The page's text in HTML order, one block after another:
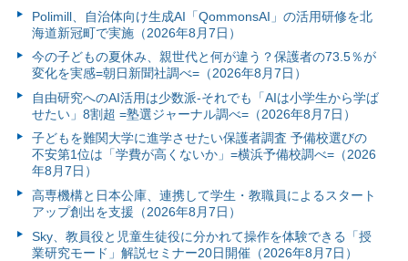
Polimill、自治体向け生成AI「QommonsAI」の活用研修を北
海道新冠町で実施（2026年8月7日）
今の子どもの夏休み、親世代と何が違う？保護者の73.5％が
変化を実感=朝日新聞社調べ=（2026年8月7日）
自由研究へのAI活用は少数派-それでも「AIは小学生から学ば
せたい」8割超 =塾選ジャーナル調べ=（2026年8月7日）
子どもを難関大学に進学させたい保護者調査 予備校選びの
不安第1位は「学費が高くないか」=横浜予備校調べ=（2026
年8月7日）
高専機構と日本公庫、連携して学生・教職員によるスタート
アップ創出を支援（2026年8月7日）
Sky、教員役と児童生徒役に分かれて操作を体験できる「授
業研究モード」解説セミナー20日開催（2026年8月7日）